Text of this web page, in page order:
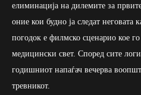
елиминација на дилемите за
оние кои будно ја следат неговата
погодок е филмско сценарио кое
медицински свет. Според сите
годишниот напаѓач вечерва
тревникот.